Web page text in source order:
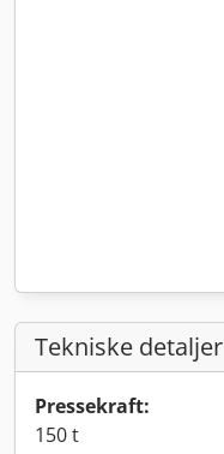
Tekniske detaljer
Pressekraft:
150 t